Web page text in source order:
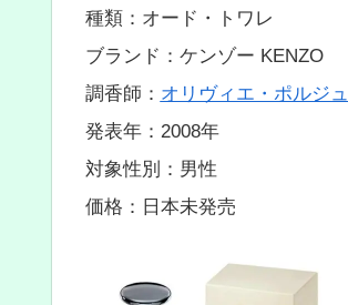
種類：オード・トワレ
ブランド：ケンゾー KENZO
調香師： オリヴィエ・ポルジュ
発表年：2008年
対象性別：男性
価格：日本未発売